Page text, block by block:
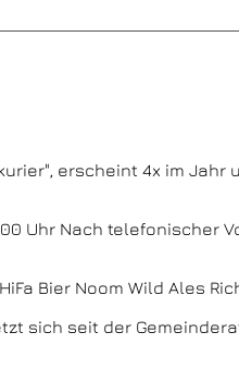
erscheint 4x im Jahr
Uhr Nach telefonischer
Bier Noom Wild Ales
sich seit der